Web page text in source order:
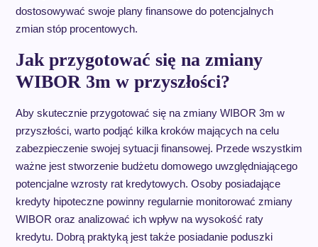
dostosowywać swoje plany finansowe do potencjalnych
zmian stóp procentowych.
Jak przygotować się na zmiany
WIBOR 3m w przyszłości?
Aby skutecznie przygotować się na zmiany WIBOR 3m w
przyszłości, warto podjąć kilka kroków mających na celu
zabezpieczenie swojej sytuacji finansowej. Przede wszystkim
ważne jest stworzenie budżetu domowego uwzględniającego
potencjalne wzrosty rat kredytowych. Osoby posiadające
kredyty hipoteczne powinny regularnie monitorować zmiany
WIBOR oraz analizować ich wpływ na wysokość raty
kredytu. Dobrą praktyką jest także posiadanie poduszki